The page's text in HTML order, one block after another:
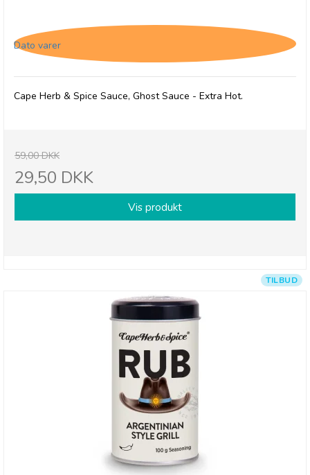
Dato varer
Cape Herb & Spice Sauce, Ghost Sauce - Extra Hot.
59,00 DKK
29,50 DKK
Vis produkt
TILBUD